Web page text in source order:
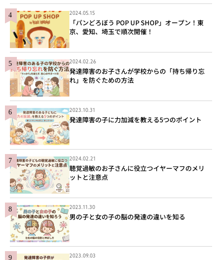
2024.05.15
「パンどろぼう POP UP SHOP」オープン！東
京、愛知、埼玉で順次開催！
2024.02.26
発達障害のお子さんが学校からの「持ち帰り忘
れ」を防ぐための方法
2023.10.31
発達障害の子に力加減を教える5つのポイント
2024.02.21
聴覚過敏のお子さんに役立つイヤーマフのメリ
ットと注意点
2023.11.30
男の子と女の子の脳の発達の違いを知る
2023.09.03